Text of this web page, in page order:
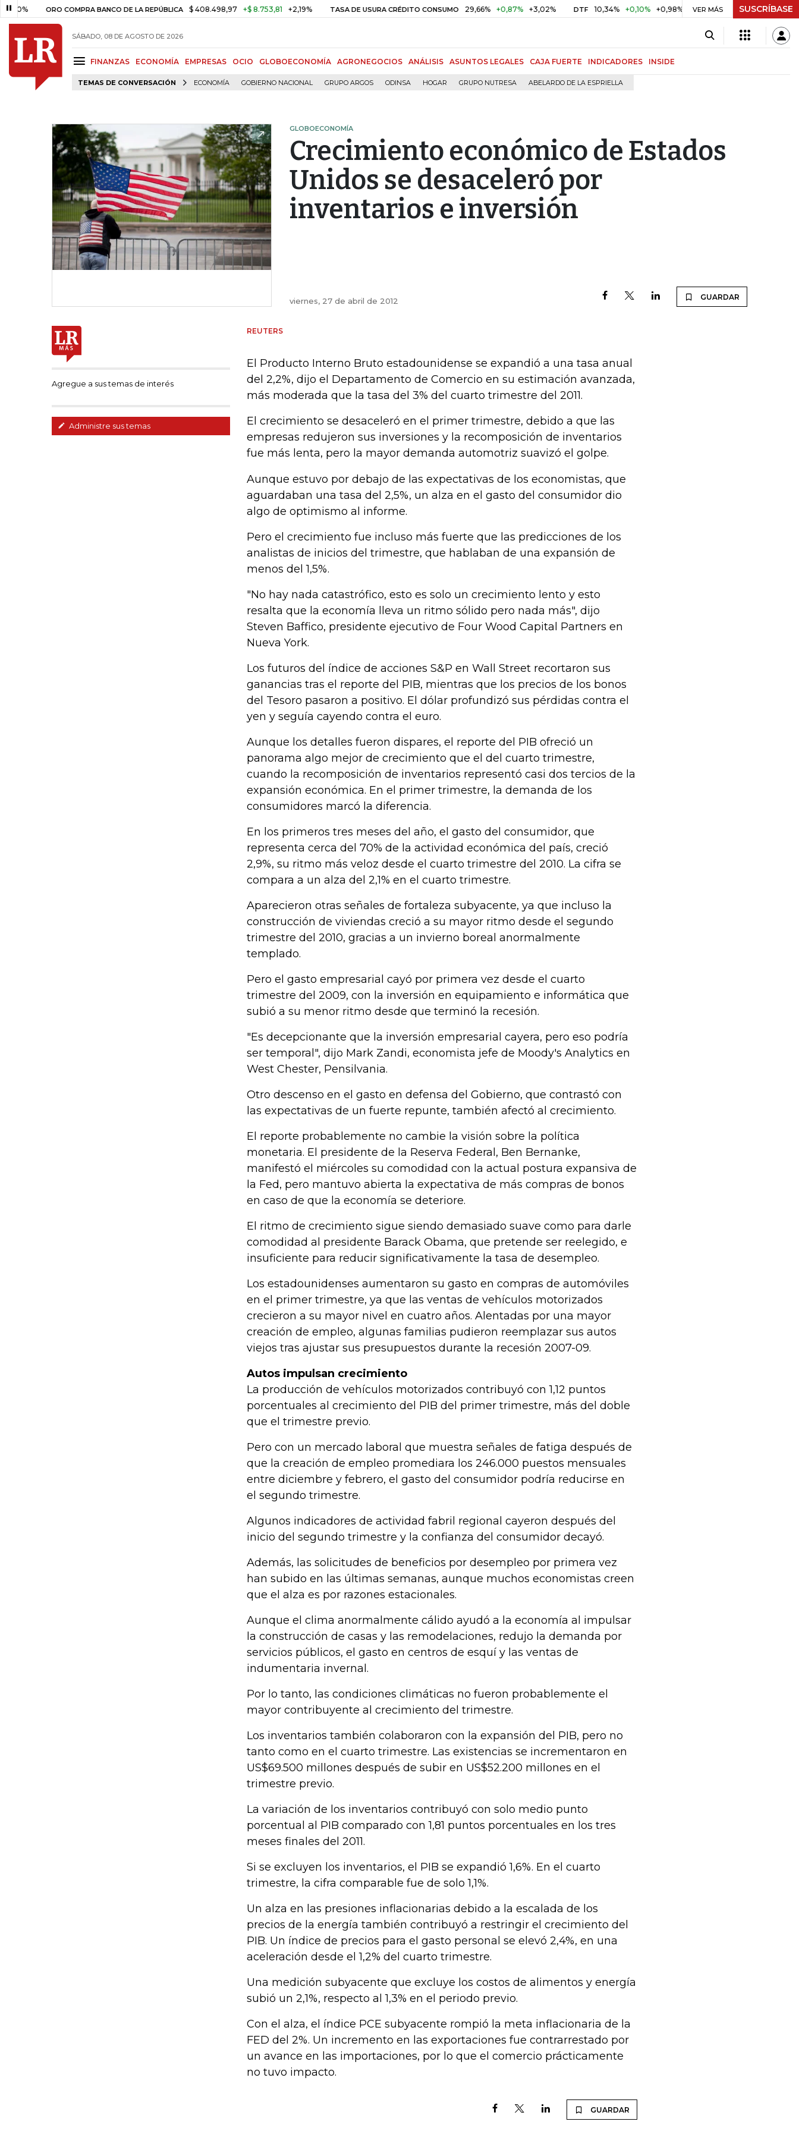
ORO COMPRA BANCO DE LA REPÚBLICA $ 408.498,97 +$ 8.753,81 +2,19% TASA DE USURA CRÉDITO CONSUMO 29,66% +0,87% +3,02% DTF 10,34% +0,10% +0,98% UVR $ 416,96 +$ 0,05 +0,01%
VER MÁS SUSCRÍBASE
SÁBADO, 08 DE AGOSTO DE 2026
FINANZAS ECONOMÍA EMPRESAS OCIO GLOBOECONOMÍA AGRONEGOCIOS ANÁLISIS ASUNTOS LEGALES CAJA FUERTE INDICADORES INSIDE
TEMAS DE CONVERSACIÓN ECONOMÍA GOBIERNO NACIONAL GRUPO ARGOS ODINSA HOGAR GRUPO NUTRESA ABELARDO DE LA ESPRIELLA
GLOBOECONOMÍA
Crecimiento económico de Estados
Unidos se desaceleró por
inventarios e inversión
viernes, 27 de abril de 2012 GUARDAR
Agregue a sus temas de interés
Administre sus temas
REUTERS
El Producto Interno Bruto estadounidense se expandió a una tasa anual
del 2,2%, dijo el Departamento de Comercio en su estimación avanzada,
más moderada que la tasa del 3% del cuarto trimestre del 2011.
El crecimiento se desaceleró en el primer trimestre, debido a que las
empresas redujeron sus inversiones y la recomposición de inventarios
fue más lenta, pero la mayor demanda automotriz suavizó el golpe.
Aunque estuvo por debajo de las expectativas de los economistas, que
aguardaban una tasa del 2,5%, un alza en el gasto del consumidor dio
algo de optimismo al informe.
Pero el crecimiento fue incluso más fuerte que las predicciones de los
analistas de inicios del trimestre, que hablaban de una expansión de
menos del 1,5%.
"No hay nada catastrófico, esto es solo un crecimiento lento y esto
resalta que la economía lleva un ritmo sólido pero nada más", dijo
Steven Baffico, presidente ejecutivo de Four Wood Capital Partners en
Nueva York.
Los futuros del índice de acciones S&P en Wall Street recortaron sus
ganancias tras el reporte del PIB, mientras que los precios de los bonos
del Tesoro pasaron a positivo. El dólar profundizó sus pérdidas contra el
yen y seguía cayendo contra el euro.
Aunque los detalles fueron dispares, el reporte del PIB ofreció un
panorama algo mejor de crecimiento que el del cuarto trimestre,
cuando la recomposición de inventarios representó casi dos tercios de la
expansión económica. En el primer trimestre, la demanda de los
consumidores marcó la diferencia.
En los primeros tres meses del año, el gasto del consumidor, que
representa cerca del 70% de la actividad económica del país, creció
2,9%, su ritmo más veloz desde el cuarto trimestre del 2010. La cifra se
compara a un alza del 2,1% en el cuarto trimestre.
Aparecieron otras señales de fortaleza subyacente, ya que incluso la
construcción de viviendas creció a su mayor ritmo desde el segundo
trimestre del 2010, gracias a un invierno boreal anormalmente
templado.
Pero el gasto empresarial cayó por primera vez desde el cuarto
trimestre del 2009, con la inversión en equipamiento e informática que
subió a su menor ritmo desde que terminó la recesión.
"Es decepcionante que la inversión empresarial cayera, pero eso podría
ser temporal", dijo Mark Zandi, economista jefe de Moody's Analytics en
West Chester, Pensilvania.
Otro descenso en el gasto en defensa del Gobierno, que contrastó con
las expectativas de un fuerte repunte, también afectó al crecimiento.
El reporte probablemente no cambie la visión sobre la política
monetaria. El presidente de la Reserva Federal, Ben Bernanke,
manifestó el miércoles su comodidad con la actual postura expansiva de
la Fed, pero mantuvo abierta la expectativa de más compras de bonos
en caso de que la economía se deteriore.
El ritmo de crecimiento sigue siendo demasiado suave como para darle
comodidad al presidente Barack Obama, que pretende ser reelegido, e
insuficiente para reducir significativamente la tasa de desempleo.
Los estadounidenses aumentaron su gasto en compras de automóviles
en el primer trimestre, ya que las ventas de vehículos motorizados
crecieron a su mayor nivel en cuatro años. Alentadas por una mayor
creación de empleo, algunas familias pudieron reemplazar sus autos
viejos tras ajustar sus presupuestos durante la recesión 2007-09.
Autos impulsan crecimiento
La producción de vehículos motorizados contribuyó con 1,12 puntos
porcentuales al crecimiento del PIB del primer trimestre, más del doble
que el trimestre previo.
Pero con un mercado laboral que muestra señales de fatiga después de
que la creación de empleo promediara los 246.000 puestos mensuales
entre diciembre y febrero, el gasto del consumidor podría reducirse en
el segundo trimestre.
Algunos indicadores de actividad fabril regional cayeron después del
inicio del segundo trimestre y la confianza del consumidor decayó.
Además, las solicitudes de beneficios por desempleo por primera vez
han subido en las últimas semanas, aunque muchos economistas creen
que el alza es por razones estacionales.
Aunque el clima anormalmente cálido ayudó a la economía al impulsar
la construcción de casas y las remodelaciones, redujo la demanda por
servicios públicos, el gasto en centros de esquí y las ventas de
indumentaria invernal.
Por lo tanto, las condiciones climáticas no fueron probablemente el
mayor contribuyente al crecimiento del trimestre.
Los inventarios también colaboraron con la expansión del PIB, pero no
tanto como en el cuarto trimestre. Las existencias se incrementaron en
US$69.500 millones después de subir en US$52.200 millones en el
trimestre previo.
La variación de los inventarios contribuyó con solo medio punto
porcentual al PIB comparado con 1,81 puntos porcentuales en los tres
meses finales del 2011.
Si se excluyen los inventarios, el PIB se expandió 1,6%. En el cuarto
trimestre, la cifra comparable fue de solo 1,1%.
Un alza en las presiones inflacionarias debido a la escalada de los
precios de la energía también contribuyó a restringir el crecimiento del
PIB. Un índice de precios para el gasto personal se elevó 2,4%, en una
aceleración desde el 1,2% del cuarto trimestre.
Una medición subyacente que excluye los costos de alimentos y energía
subió un 2,1%, respecto al 1,3% en el periodo previo.
Con el alza, el índice PCE subyacente rompió la meta inflacionaria de la
FED del 2%. Un incremento en las exportaciones fue contrarrestado por
un avance en las importaciones, por lo que el comercio prácticamente
no tuvo impacto.
GUARDAR